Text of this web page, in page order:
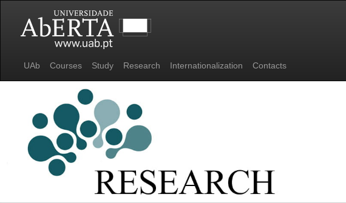
UAb Courses Study Research Internationalization Contacts